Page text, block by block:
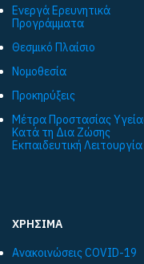
Ενεργά Ερευνητικά
Προγράμματα
Θεσμικό Πλαίσιο
Νομοθεσία
Προκηρύξεις
Μέτρα Προστασίας
Κατά τη Δια Ζώσης
Εκπαιδευτική Λειτουργία
ΧΡΗΣΙΜΑ
Ανακοινώσεις COVID-19